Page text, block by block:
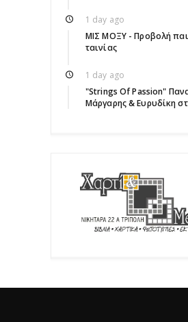
1 day ago
ΜΙΣ ΜΟΞΥ - Προβολή
ταινίας
1 day ago
"Strings Of Passion"
Μάργαρης & Ευρυδίκη